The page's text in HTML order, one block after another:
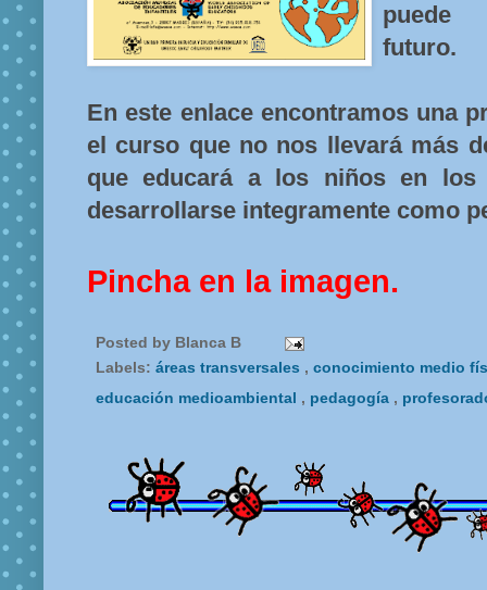
puede
futuro.
En este enlace encontramos una
el curso que no nos llevará más
que educará a los niños en los
desarrollarse integramente como
Pincha en la imagen.
Posted by Blanca B
Labels: áreas transversales , conocimiento medio
educación medioambiental , pedagogía ,